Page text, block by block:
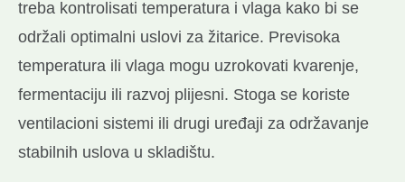
treba kontrolisati temperatura i vlaga kako bi se
održali optimalni uslovi za žitarice. Previsoka
temperatura ili vlaga mogu uzrokovati kvarenje,
fermentaciju ili razvoj plijesni. Stoga se koriste
ventilacioni sistemi ili drugi uređaji za održavanje
stabilnih uslova u skladištu.